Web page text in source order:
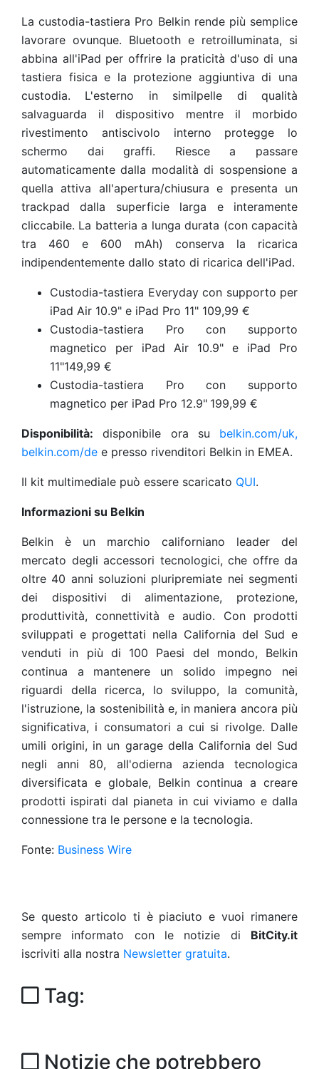
La custodia-tastiera Pro Belkin rende più semplice
lavorare ovunque. Bluetooth e retroilluminata, si
abbina all'iPad per offrire la praticità d'uso di una
tastiera fisica e la protezione aggiuntiva di una
custodia. L'esterno in similpelle di qualità
salvaguarda il dispositivo mentre il morbido
rivestimento antiscivolo interno protegge lo
schermo dai graffi. Riesce a passare
automaticamente dalla modalità di sospensione a
quella attiva all'apertura/chiusura e presenta un
trackpad dalla superficie larga e interamente
cliccabile. La batteria a lunga durata (con capacità
tra 460 e 600 mAh) conserva la ricarica
indipendentemente dallo stato di ricarica dell'iPad.
Custodia-tastiera Everyday con supporto per
iPad Air 10.9" e iPad Pro 11" 109,99 €
Custodia-tastiera Pro con supporto
magnetico per iPad Air 10.9" e iPad Pro
11"149,99 €
Custodia-tastiera Pro con supporto
magnetico per iPad Pro 12.9" 199,99 €
Disponibilità: disponibile ora su belkin.com/uk,
belkin.com/de e presso rivenditori Belkin in EMEA.
Il kit multimediale può essere scaricato QUI.
Informazioni su Belkin
Belkin è un marchio californiano leader del
mercato degli accessori tecnologici, che offre da
oltre 40 anni soluzioni pluripremiate nei segmenti
dei dispositivi di alimentazione, protezione,
produttività, connettività e audio. Con prodotti
sviluppati e progettati nella California del Sud e
venduti in più di 100 Paesi del mondo, Belkin
continua a mantenere un solido impegno nei
riguardi della ricerca, lo sviluppo, la comunità,
l'istruzione, la sostenibilità e, in maniera ancora più
significativa, i consumatori a cui si rivolge. Dalle
umili origini, in un garage della California del Sud
negli anni 80, all'odierna azienda tecnologica
diversificata e globale, Belkin continua a creare
prodotti ispirati dal pianeta in cui viviamo e dalla
connessione tra le persone e la tecnologia.
Fonte: Business Wire
Se questo articolo ti è piaciuto e vuoi rimanere
sempre informato con le notizie di BitCity.it
iscriviti alla nostra Newsletter gratuita.
Tag:
Notizie che potrebbero